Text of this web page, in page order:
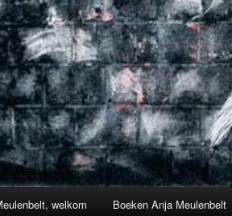
welkom Boeken Anja Meulenbelt